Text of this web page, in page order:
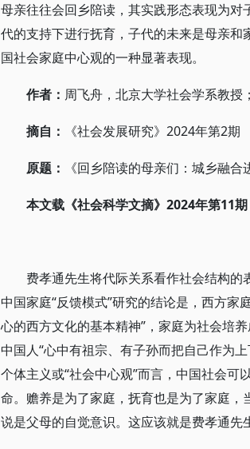
母亲往往会回乡陪读，其实践形态表现为
代的支持下进行抚育，子代的未来是母亲
国社会家庭中心观的一种显著表现。
作者： 周飞舟，北京大学社会学系教
摘自： 《社会发展研究》2024年第2期
原题： 《回乡陪读的母亲们：城乡融合
本文载《社会科学文摘》2024年第11期
费孝通先生将代际关系看作社会结构的
中国家庭“反馈模式”研究的结论是，西方家
心的西方文化的基本精神”，家庭为社会培
中国人“心中有祖宗、有子孙而把自己作为
个体主义或“社会中心观”而言，中国社会可
命。赡养是为了家庭，抚育也是为了家庭
说是父母的自觉意识。这应该就是费孝通先